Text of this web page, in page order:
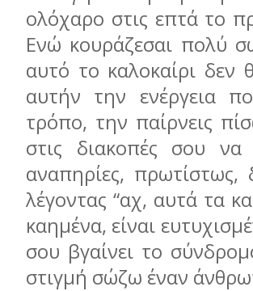
ολόχαρο στις επτά το
Ενώ κουράζεσαι πολύ
αυτό το καλοκαίρι
αυτήν την ενέργεια
τρόπο, την παίρνεις
στις διακοπές σου
αναπηρίες,
λέγοντας “αχ, αυτά τα
καημένα, είναι
σου βγαίνει το
στιγμή σώζω έναν